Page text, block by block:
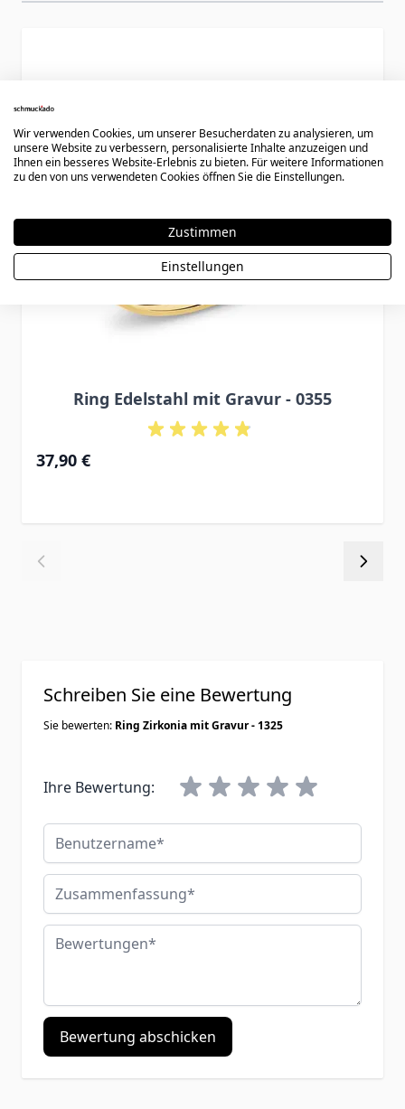
Ring Edelstahl mit Gravur - 0355
37,90 €
Schreiben Sie eine Bewertung
Sie bewerten: Ring Zirkonia mit Gravur - 1325
Ihre Bewertung:
Benutzername
Zusammenfassung
Bewertungen
Bewertung abschicken
Wir verwenden Cookies, um unserer Besucherdaten zu analysieren, um
unsere Website zu verbessern, personalisierte Inhalte anzuzeigen und
Ihnen ein besseres Website-Erlebnis zu bieten. Für weitere Informationen
zu den von uns verwendeten Cookies öffnen Sie die Einstellungen.
Zustimmen
Einstellungen